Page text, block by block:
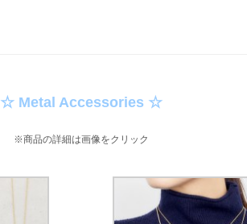
☆ Metal Accessories ☆
※商品の詳細は画像をクリック